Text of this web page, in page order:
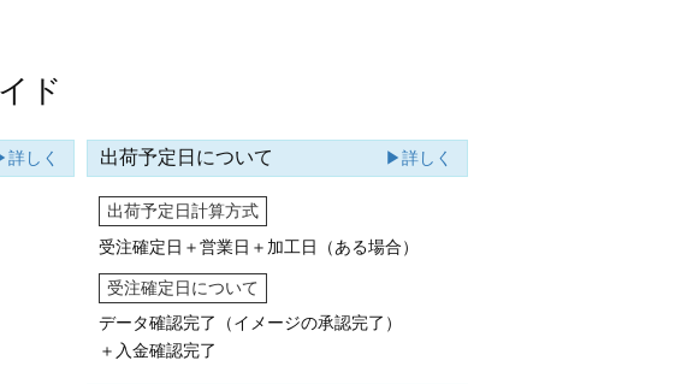
ド
詳しく 出荷予定日について ▶詳しく
出荷予定日計算方式
受注確定日＋営業日＋加工日（ある場合）
受注確定日について
データ確認完了（イメージの承認完了）
＋入金確認完了